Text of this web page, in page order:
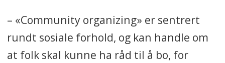
– «Community organizing» er sentrert
rundt sosiale forhold, og kan handle om
at folk skal kunne ha råd til å bo, for